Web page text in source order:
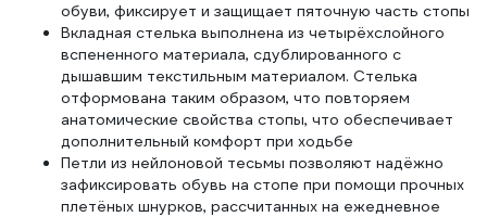
обуви, фиксирует и защищает пяточную часть стопы
Вкладная стелька выполнена из четырёхслойного
вспененного материала, сдублированного с
дышавшим текстильным материалом. Стелька
отформована таким образом, что повторяем
анатомические свойства стопы, что обеспечивает
дополнительный комфорт при ходьбе
Петли из нейлоновой тесьмы позволяют надёжно
зафиксировать обувь на стопе при помощи прочных
плетёных шнурков, рассчитанных на ежедневное